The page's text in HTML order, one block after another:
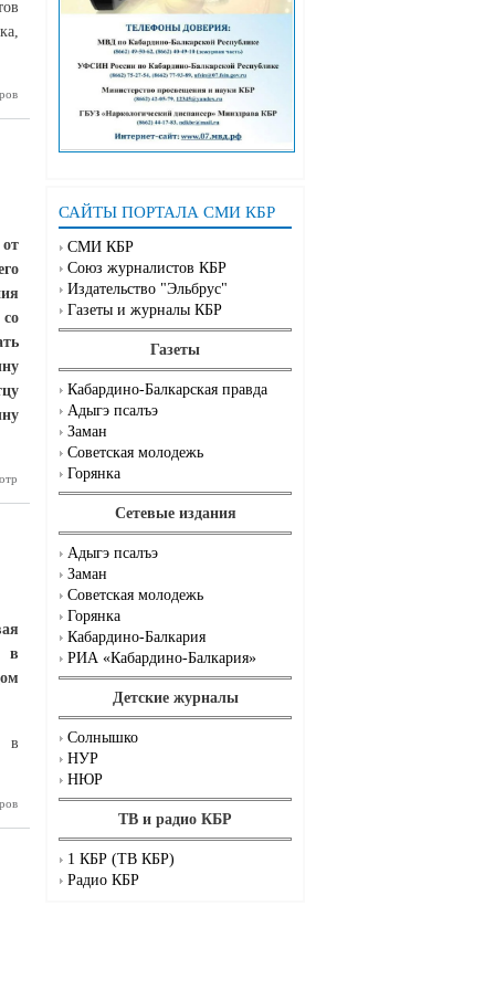
САЙТЫ ПОРТАЛА СМИ КБР
СМИ КБР
Союз журналистов КБР
Издательство "Эльбрус"
Газеты и журналы КБР
Газеты
Кабардино-Балкарская правда
Адыгэ псалъэ
Заман
Советская молодежь
Горянка
Сетевые издания
Адыгэ псалъэ
Заман
Советская молодежь
Горянка
Кабардино-Балкария
РИА «Кабардино-Балкария»
Детские журналы
Солнышко
НУР
НЮР
ТВ и радио КБР
1 КБР (ТВ КБР)
Радио КБР
не
в
в
в год